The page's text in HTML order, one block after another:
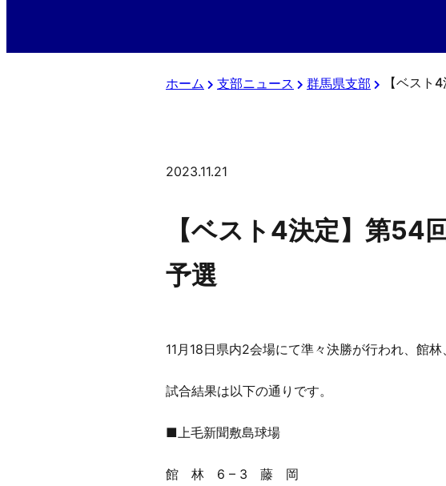
ホーム 支部ニュース 群馬県支部
2023.11.21
【ベスト4決定】第54
予選
11月18日県内2会場にて準々決勝が行われ、館
試合結果は以下の通りです。
■上毛新聞敷島球場
館 林 6 – 3 藤 岡